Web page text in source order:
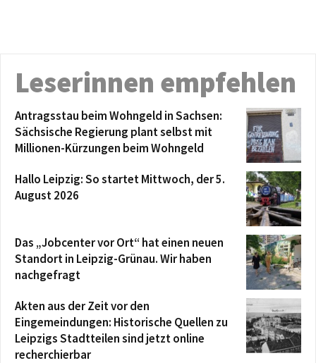
Leserinnen empfehlen
Antragsstau beim Wohngeld in Sachsen:
Sächsische Regierung plant selbst mit
Millionen-Kürzungen beim Wohngeld
Hallo Leipzig: So startet Mittwoch, der 5.
August 2026
Das „Jobcenter vor Ort“ hat einen neuen
Standort in Leipzig-Grünau. Wir haben
nachgefragt
Akten aus der Zeit vor den
Eingemeindungen: Historische Quellen zu
Leipzigs Stadtteilen sind jetzt online
recherchierbar